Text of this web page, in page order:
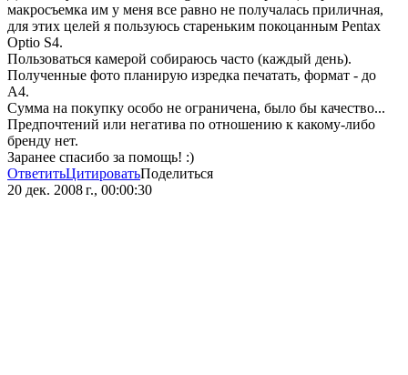
макросъемка им у меня все равно не получалась приличная,
для этих целей я пользуюсь стареньким покоцанным Pentax
Optio S4.
Пользоваться камерой собираюсь часто (каждый день).
Полученные фото планирую изредка печатать, формат - до
А4.
Сумма на покупку особо не ограничена, было бы качество...
Предпочтений или негатива по отношению к какому-либо
бренду нет.
Заранее спасибо за помощь! :)
ОтветитьЦитироватьПоделиться
20 дек. 2008 г., 00:00:30